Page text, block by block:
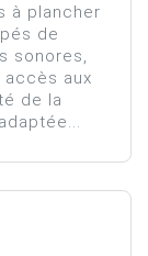
à plancher
de
sonores,
aux
de la